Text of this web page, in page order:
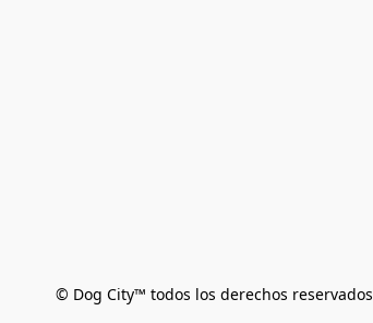
© Dog City™ todos los derechos reservados